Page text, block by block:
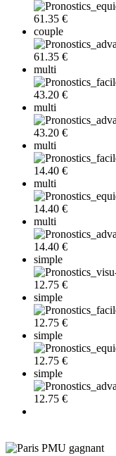
61.35 €
couple
61.35 €
multi
43.20 €
multi
43.20 €
multi
14.40 €
multi
14.40 €
multi
14.40 €
simple
12.75 €
simple
12.75 €
simple
12.75 €
simple
12.75 €